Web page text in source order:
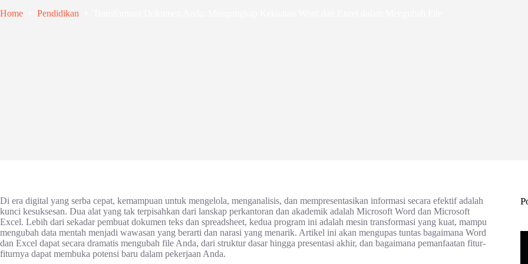
Home Pendidikan
Di era digital yang serba cepat, kemampuan untuk mengelola, menganalisis, dan mempresentasikan informasi secara efektif adalah
kunci kesuksesan. Dua alat yang tak terpisahkan dari lanskap perkantoran dan akademik adalah Microsoft Word dan Microsoft
Excel. Lebih dari sekadar pembuat dokumen teks dan spreadsheet, kedua program ini adalah mesin transformasi yang kuat, mampu
mengubah data mentah menjadi wawasan yang berarti dan narasi yang menarik. Artikel ini akan mengupas tuntas bagaimana Word
dan Excel dapat secara dramatis mengubah file Anda, dari struktur dasar hingga presentasi akhir, dan bagaimana pemanfaatan fitur-
fiturnya dapat membuka potensi baru dalam pekerjaan Anda.